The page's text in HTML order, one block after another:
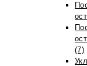
(7)